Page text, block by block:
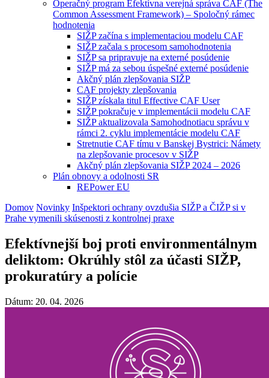
Operačný program Efektívna verejná správa CAF (The
Common Assessment Framework) – Spoločný rámec
hodnotenia
SIŽP začína s implementaciou modelu CAF
SIŽP začala s procesom samohodnotenia
SIŽP sa pripravuje na externé posúdenie
SIŽP má za sebou úspešné externé posúdenie
Akčný plán zlepšovania SIŽP
CAF projekty zlepšovania
SIŽP získala titul Effective CAF User
SIŽP pokračuje v implementácii modelu CAF
SIŽP aktualizovala Samohodnotiacu správu v
rámci 2. cyklu implementácie modelu CAF
Stretnutie CAF tímu v Banskej Bystrici: Námety
na zlepšovanie procesov v SIŽP
Akčný plán zlepšovania SIŽP 2024 – 2026
Plán obnovy a odolnosti SR
REPower EU
Domov Novinky Inšpektori ochrany ovzdušia SIŽP a ČIŽP si v
Prahe vymenili skúsenosti z kontrolnej praxe
Efektívnejší boj proti environmentálnym
deliktom: Okrúhly stôl za účasti SIŽP,
prokuratúry a polície
Dátum: 20. 04. 2026